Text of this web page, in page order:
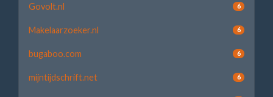
Govolt.nl 6
Makelaarzoeker.nl 6
bugaboo.com 6
mijntijdschrift.net 6